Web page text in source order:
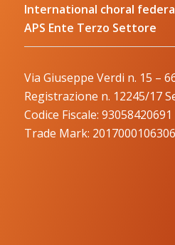
International choral
APS Ente Terzo Settore
Via Giuseppe Verdi n. 15 –
Registrazione n. 12245/17
Codice Fiscale: 93058420691
Trade Mark: 2017000106306